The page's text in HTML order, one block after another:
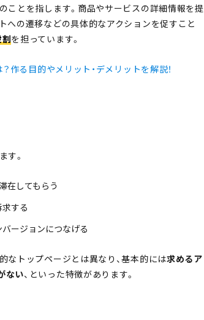
のことを指します。商品やサービスの詳細情報を提
への遷移などの具体的なアクションを促すこと
を担っています。
作る目的やメリット・デメリットを解説！
す。
在してもらう
する
ージョンにつなげる
なトップページとは異なり、基本的には求めるア
ない、といった特徴があります。